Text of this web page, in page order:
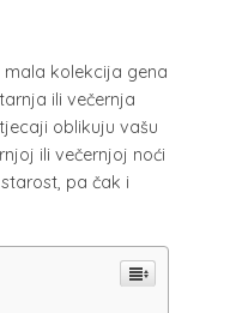
mala kolekcija gena
ili večernja
oblikuju vašu
ili večernjoj noći
pa čak i